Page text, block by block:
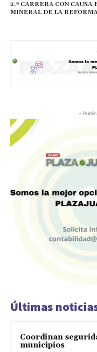
2.ª CARRERA CON CAUSA
MINERAL DE LA
-
Últimas
Coordinan
municipios